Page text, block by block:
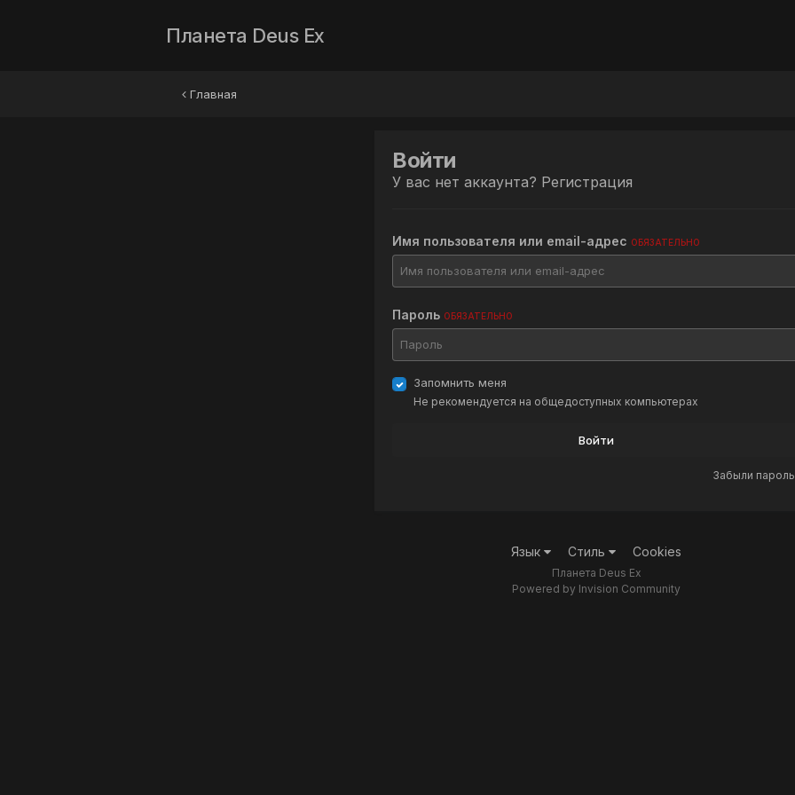
Планета Deus Ex
Главная
Войти
У вас нет аккаунта? Регистрация
Имя пользователя или email-адрес ОБЯЗАТЕЛЬНО
Пароль ОБЯЗАТЕЛЬНО
Запомнить меня
Не рекомендуется на общедоступных компьютерах
Войти
Забыли
Язык Стиль Cookies
Планета Deus Ex
Powered by Invision Community